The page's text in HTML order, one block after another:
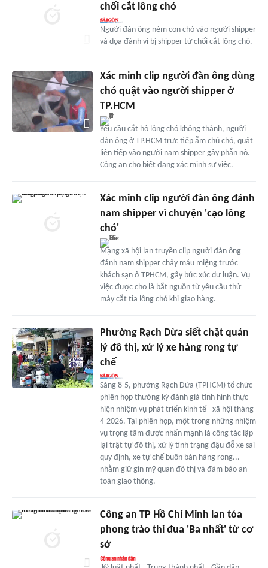
chối cắt lông chó
Người đàn ông ném con chó vào người shipper
và dọa đánh vì bị shipper từ chối cắt lông chó.
Xác minh clip người đàn ông dùng
chó quật vào người shipper ở
TP.HCM
Yêu cầu cắt hộ lông chó không thành, người
đàn ông ở TP.HCM trực tiếp ẵm chú chó, quật
liên tiếp vào người nam shipper gây phẫn nộ.
Công an cho biết đang xác minh sự việc.
Xác minh clip người đàn ông đánh
nam shipper vì chuyện 'cạo lông
chó'
Mạng xã hội lan truyền clip người đàn ông
đánh nam shipper chảy máu miệng trước
khách sạn ở TPHCM, gây bức xúc dư luận. Vụ
việc được cho là bắt nguồn từ yêu cầu thử
máy cắt tỉa lông chó khi giao hàng.
Phường Rạch Dừa siết chặt quản
lý đô thị, xử lý xe hàng rong tự
chế
Sáng 8-5, phường Rạch Dừa (TPHCM) tổ chức
phiên họp thường kỳ đánh giá tình hình thực
hiện nhiệm vụ phát triển kinh tế - xã hội tháng
4-2026. Tại phiên họp, một trong những nhiệm
vụ trọng tâm được nhấn mạnh là công tác lập
lại trật tự đô thị, xử lý tình trạng đậu đỗ xe sai
quy định, xe tự chế buôn bán hàng rong...
nhằm giữ gìn mỹ quan đô thị và đảm bảo an
toàn giao thông.
Công an TP Hồ Chí Minh lan tỏa
phong trào thi đua 'Ba nhất' từ cơ
sở